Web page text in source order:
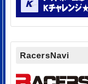
RacersNavi